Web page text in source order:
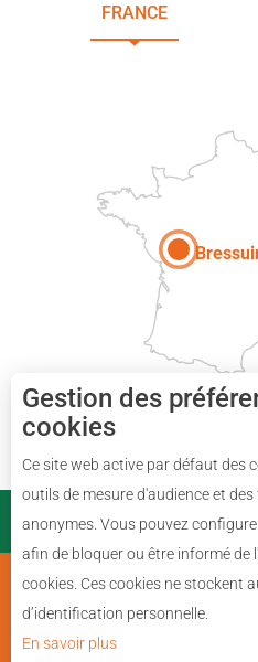
FRANCE
Mentions Légales
Gestion des
cookies
Ce site web active par défaut des
outils de mesure d'audience et
anonymes. Vous pouvez
afin de bloquer ou être informé de
cookies. Ces cookies ne stockent
d’identification personnelle.
En savoir plus